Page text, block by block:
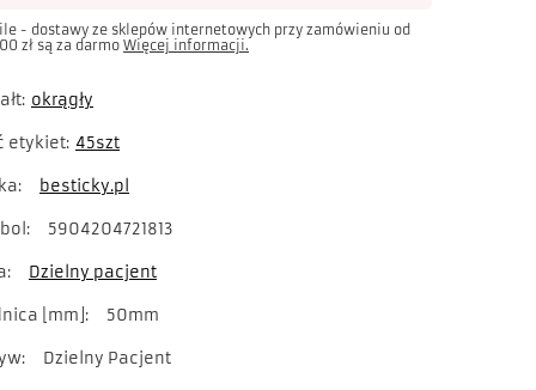
- dostawy ze sklepów internetowych przy zamówieniu od
zł są za darmoWięcej informacji.
okrągły
etykiet 45szt
besticky.pl
5904204721813
Dzielny pacjent
[mm] 50mm
Dzielny Pacjent